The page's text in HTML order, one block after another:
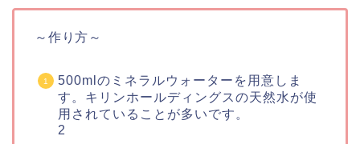
～作り方～
500mlのミネラルウォーターを用意しま
す。キリンホールディングスの天然水が使
用されていることが多いです。
2